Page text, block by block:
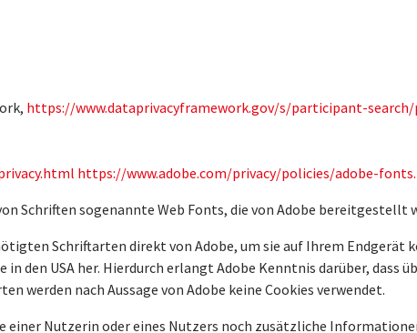
https://www.dataprivacyframework.gov/s/participant-
https://www.adobe.com/privacy/policies/adobe-
Schriften sogenannte Web Fonts, die von Adobe bereitgestellt
Schriftarten direkt von Adobe, um sie auf Ihrem Endgerät
den USA her. Hierdurch erlangt Adobe Kenntnis darüber, dass
werden nach Aussage von Adobe keine Cookies verwendet.
einer Nutzerin oder eines Nutzers noch zusätzliche